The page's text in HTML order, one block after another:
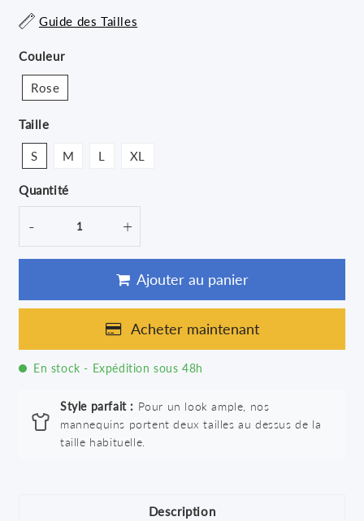
Unit
price
Guide des Tailles
Couleur
Rose
Taille
S M L XL
Quantité
- +
Ajouter au panier
Acheter maintenant
En stock - Expédition sous 48h
Style parfait : Pour un look ample, nos
mannequins portent deux tailles au dessus de la
taille habituelle.
Description